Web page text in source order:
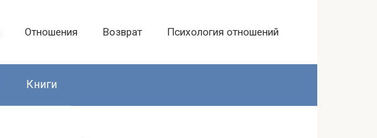
Отношения Возврат Психология отношений
Книги